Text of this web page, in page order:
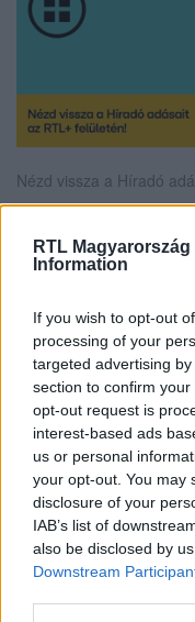
RTL Magyarország
Information
If you wish to opt-out
processing of your
targeted advertising
section to confirm
opt-out request is
interest-based ads
us or personal
your opt-out. You may
disclosure of your
IAB’s list of
also be disclosed by
Downstream
Nézd vissza a Híradó
Itt állítsd be,
Kövess minket,
Facebookon is!